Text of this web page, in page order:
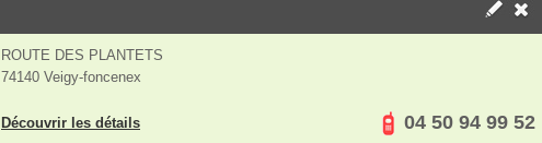
ROUTE DES PLANTETS
74140 Veigy-foncenex
Découvrir les détails 04 50 94 99 52